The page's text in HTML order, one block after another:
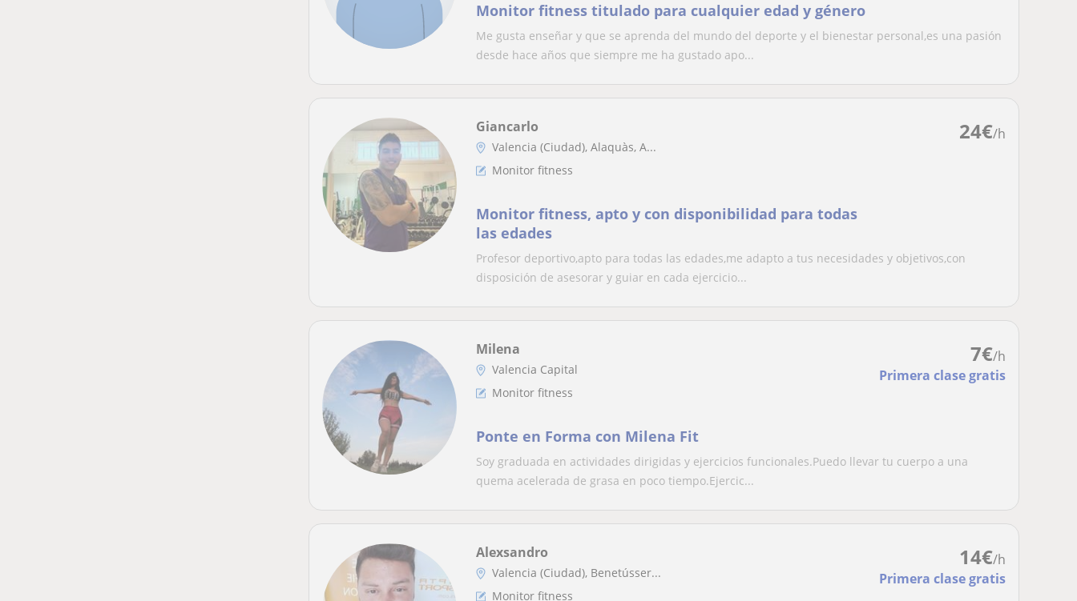
Monitor fitness titulado para cualquier edad y género
Me gusta enseñar y que se aprenda del mundo del deporte y el bienestar personal,es una pasión
desde hace años que siempre me ha gustado apo...
24€/h
Giancarlo
Valencia (Ciudad), Alaquàs, A...
Monitor fitness
Monitor fitness, apto y con disponibilidad para todas
las edades
Profesor deportivo,apto para todas las edades,me adapto a tus necesidades y objetivos,con
disposición de asesorar y guiar en cada ejercicio...
7€/h
Primera clase gratis
Milena
Valencia Capital
Monitor fitness
Ponte en Forma con Milena Fit
Soy graduada en actividades dirigidas y ejercicios funcionales.Puedo llevar tu cuerpo a una
quema acelerada de grasa en poco tiempo.Ejercic...
14€/h
Primera clase gratis
Alexsandro
Valencia (Ciudad), Benetússer...
Monitor fitness